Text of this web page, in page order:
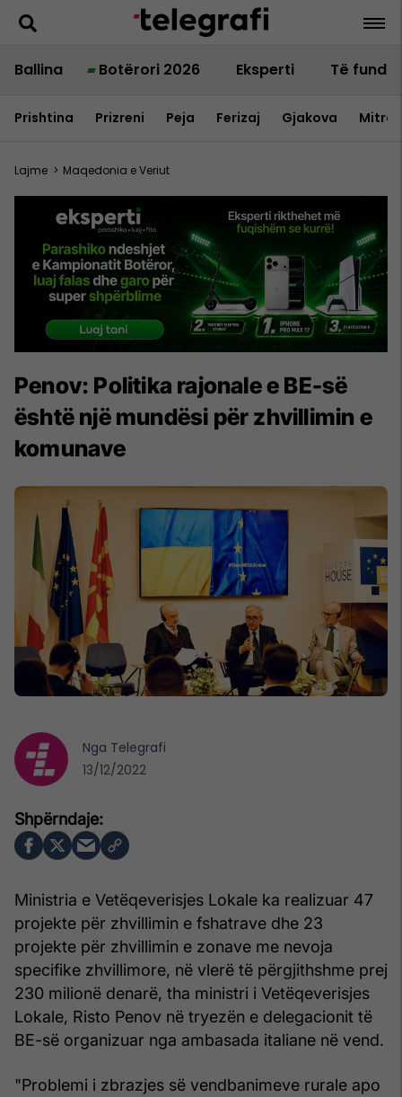
Ballina Botërori 2026 Eksperti Të fundit
Prishtina Prizreni Peja Ferizaj Gjakova
Lajme > Maqedonia e Veriut
Penov: Politika rajonale e BE-së
është një mundësi për zhvillimin e
komunave
Ministria e Vetëqeverisjes Lokale ka realizuar 47
projekte për zhvillimin e fshatrave dhe 23
projekte për zhvillimin e zonave me nevoja
specifike zhvillimore, në vlerë të përgjithshme prej
230 milionë denarë, tha ministri i Vetëqeverisjes
Lokale, Risto Penov në tryezën e delegacionit të
BE-së organizuar nga ambasada italiane në vend.
"Problemi i zbrazjes së vendbanimeve rurale apo
Nga Telegrafi
13/12/2022